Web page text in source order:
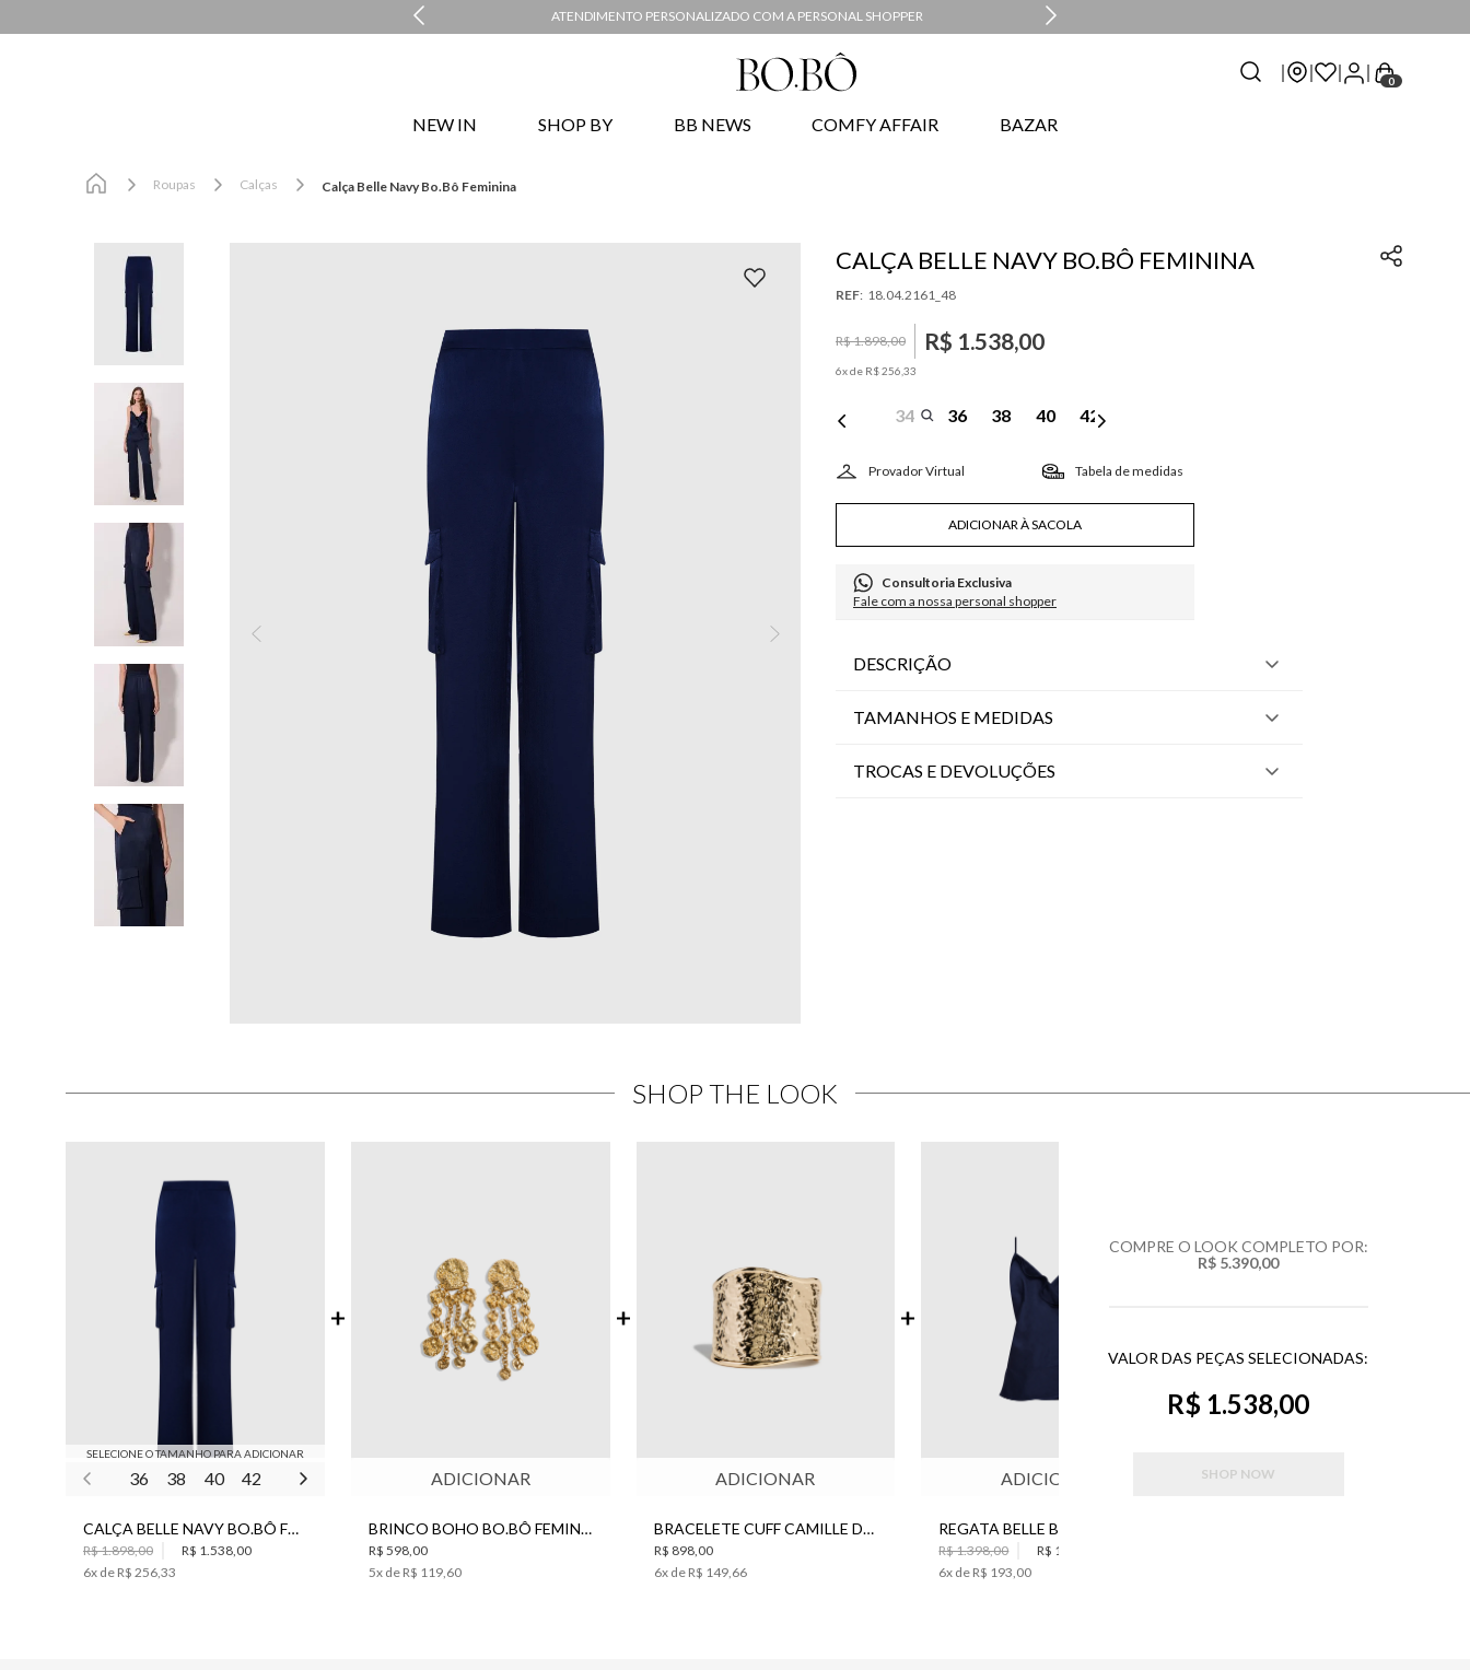
ATENDIMENTO PERSONALIZADO COM A PERSONAL SHOPPER
0
NEW IN SHOP BY BB NEWS COMFY AFFAIR BAZAR
Roupas Calças Calça Belle Navy Bo.Bô Feminina
CALÇA BELLE NAVY BO.BÔ FEMININA
: 18.04.2161_48
R$1.898,00 R$ 1.538,00
6x de R$256 33
34 36 38 40 42
Tabela de medidas
ADICIONAR À SACOLA
Consultoria Exclusiva
Fale com a nossa personal shopper
DESCRIÇÃO
TAMANHOS E MEDIDAS
TROCAS E DEVOLUÇÕES
SHOP THE LOOK
SELECIONE O TAMANHO PARA ADICIONAR
36 38 40 42
CALÇA BELLE NAVY BO.BÔ FEMININA
R$ 1.898,00
R$ 1.538,00
6x de R$ 256,33
ADICIONAR
BRINCO BOHO BO.BÔ FEMININO
R$ 598,00
5x de R$ 119,60
ADICIONAR
BRACELETE CUFF CAMILLE DOURADO BO.BÔ FEMININO
R$ 898,00
6x de R$ 149,66
ADICIONAR
R$ 1.398,00
R$ 1.158,00
6x de R$ 193,00
COMPRE O LOOK COMPLETO POR:
R$ 5.390,00
VALOR DAS PEÇAS SELECIONADAS:
R$ 1.538,00
SHOP NOW